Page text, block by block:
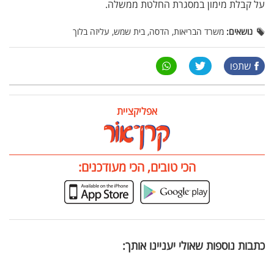
על קבלת מימון במסגרת החלטת ממשלה.
נושאים: משרד הבריאות, הדסה, בית שמש, עליזה בלוך
שתפו
אפליקציית
הכי טובים, הכי מעודכנים:
כתבות נוספות שאולי יעניינו אותך: